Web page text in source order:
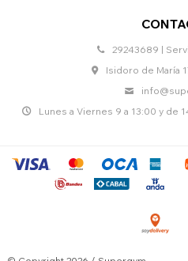
29243689 |
Isidoro de María
Lunes a Viernes 9 a 13:00 y de